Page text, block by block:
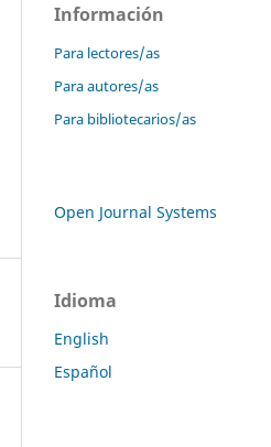
Información
Para lectores/as
Para autores/as
Para bibliotecarios/as
Open Journal Systems
Idioma
English
Español